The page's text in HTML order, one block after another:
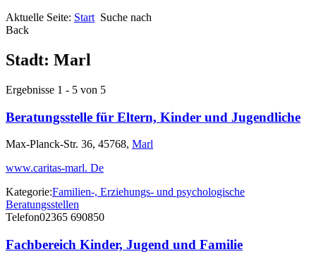
Aktuelle Seite: Start Suche nach
Back
Stadt: Marl
Ergebnisse 1 - 5 von 5
Beratungsstelle für Eltern, Kinder und Jugendliche
Max-Planck-Str. 36, 45768, Marl
www.caritas-marl. De
Kategorie:Familien-, Erziehungs- und psychologische
Beratungsstellen
Telefon02365 690850
Fachbereich Kinder, Jugend und Familie